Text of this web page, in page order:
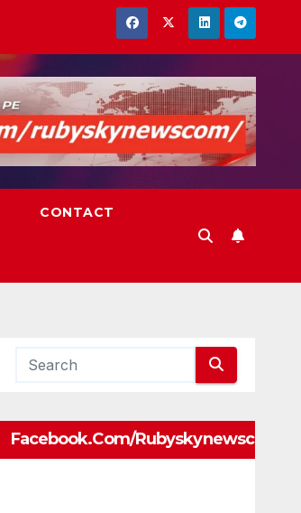
CONTACT
Facebook.com/rubyskynewscom